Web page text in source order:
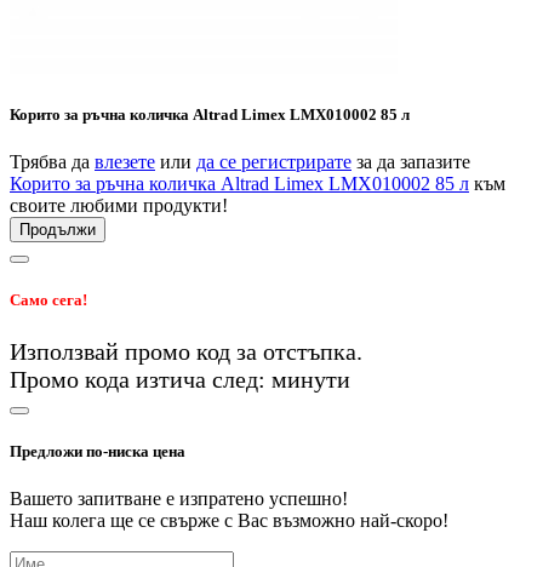
Корито за ръчна количка Altrad Limex LMX010002 85 л
Трябва да влезете или да се регистрирате за да запазите
Корито за ръчна количка Altrad Limex LMX010002 85 л към
своите любими продукти!
Продължи
Само сега!
Използвай промо код за отстъпка.
Промо кода изтича след: минути
Предложи по-ниска цена
Вашето запитване е изпратено успешно!
Наш колега ще се свърже с Вас възможно най-скоро!